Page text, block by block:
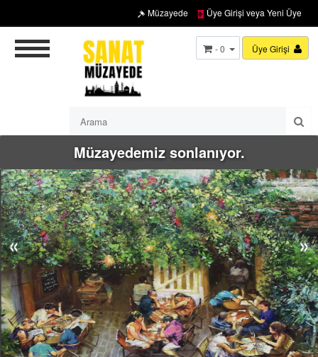
Müzayede Üye Girişi veya Yeni Üye
Üye Girişi
- 0
Müzayedemiz sonlanıyor.
« »